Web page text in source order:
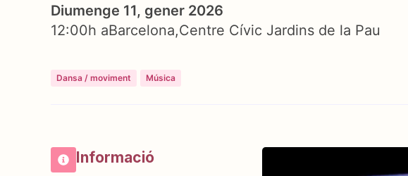
Diumenge 11, gener 2026
12:00h aBarcelona Centre Cívic Jardins de la Pau
Dansa / moviment Música
Informació